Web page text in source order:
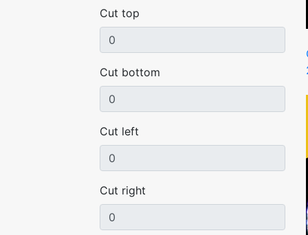
Cut top
Cut bottom
Cut left
Cut right